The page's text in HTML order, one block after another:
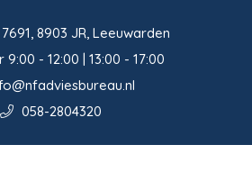
8903 JR, Leeuwarden
9:00 - 12:00 | 13:00 - 17:00
058-2804320